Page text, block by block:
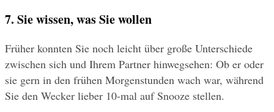
7. Sie wissen, was Sie wollen
Früher konnten Sie noch leicht über große Unterschiede
zwischen sich und Ihrem Partner hinwegsehen: Ob er oder
sie gern in den frühen Morgenstunden wach war, während
Sie den Wecker lieber 10-mal auf Snooze stellen.